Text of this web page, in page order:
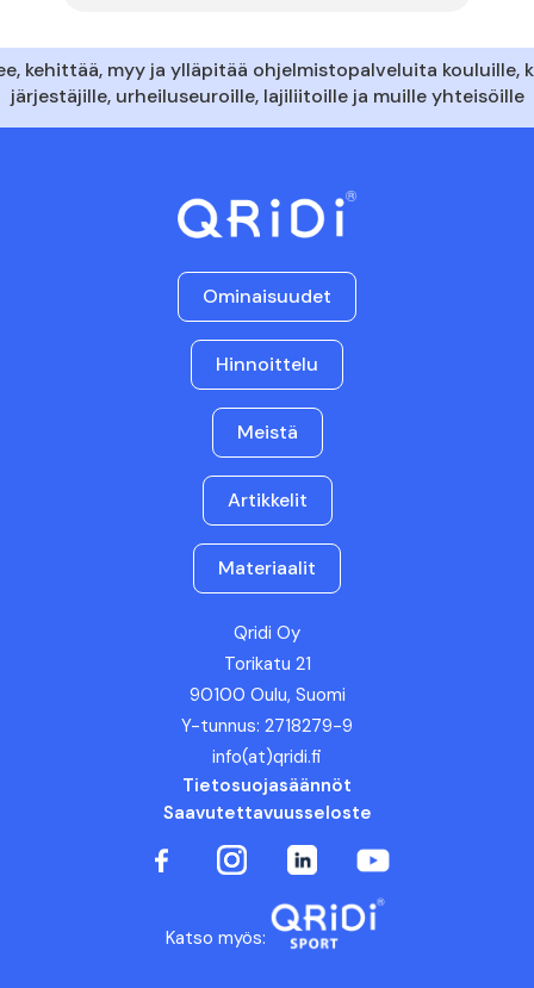
kehittää, myy ja ylläpitää ohjelmistopalveluita kouluille,
järjestäjille, urheiluseuroille, lajiliitoille ja muille yhteisöille
Ominaisuudet
Hinnoittelu
Meistä
Artikkelit
Materiaalit
Qridi Oy
Torikatu 21
90100 Oulu, Suomi
Y-tunnus: 2718279-9
info(at)qridi.fi
Tietosuojasäännöt
Saavutettavuusseloste
Katso myös: